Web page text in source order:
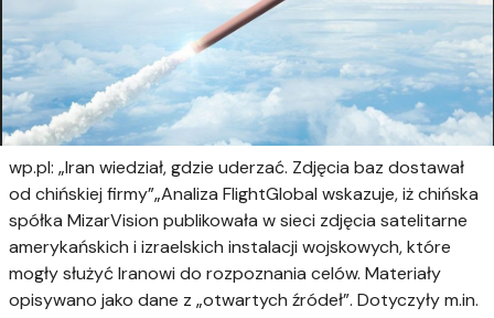
wp.pl: „Iran wiedział, gdzie uderzać. Zdjęcia baz dostawał
od chińskiej firmy”„Analiza FlightGlobal wskazuje, iż chińska
spółka MizarVision publikowała w sieci zdjęcia satelitarne
amerykańskich i izraelskich instalacji wojskowych, które
mogły służyć Iranowi do rozpoznania celów. Materiały
opisywano jako dane z „otwartych źródeł”. Dotyczyły m.in.